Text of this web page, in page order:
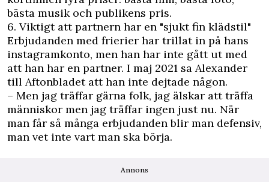
bästa musik och publikens pris.
6. Viktigt att partnern har en "sjukt fin klädstil"
Erbjudanden med frierier har trillat in på hans
instagramkonto, men han har inte gått ut med
att han har en partner. I maj 2021 sa Alexander
till Aftonbladet att han inte dejtade någon.
– Men jag träffar gärna folk, jag älskar att träffa
människor men jag träffar ingen just nu. När
man får så många erbjudanden blir man defensiv,
man vet inte vart man ska börja.
Annons